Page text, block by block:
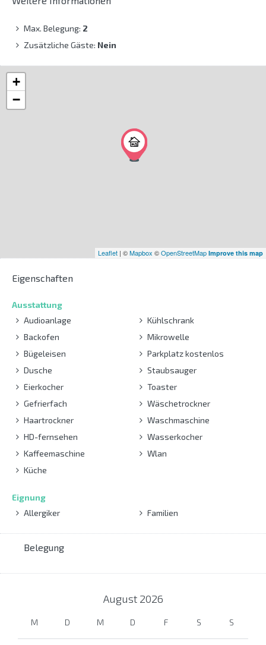
Max. Belegung: 2
Zusätzliche Gäste: Nein
+
−
Leaflet | ©Mapbox ©OpenStreetMap Improve this map
Eigenschaften
Ausstattung
Audioanlage
Backofen
Bügeleisen
Dusche
Eierkocher
Gefrierfach
Haartrockner
HD-fernsehen
Kaffeemaschine
Küche
Kühlschrank
Mikrowelle
Parkplatz kostenlos
Staubsauger
Toaster
Wäschetrockner
Waschmaschine
Wasserkocher
Wlan
Eignung
Allergiker
Familien
Belegung
August 2026
M D M D F S S